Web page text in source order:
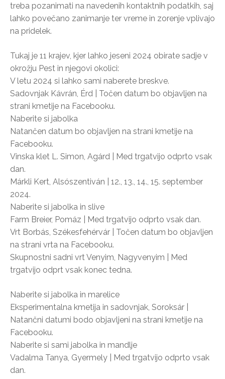
treba pozanimati na navedenih kontaktnih podatkih, saj
lahko povečano zanimanje ter vreme in zorenje vplivajo
na pridelek.
Tukaj je 11 krajev, kjer lahko jeseni 2024 obirate sadje v
okrožju Pest in njegovi okolici:
V letu 2024 si lahko sami naberete breskve.
Sadovnjak Kávrán, Érd | Točen datum bo objavljen na
strani kmetije na Facebooku.
Naberite si jabolka
Natančen datum bo objavljen na strani kmetije na
Facebooku.
Vinska klet L. Simon, Agárd | Med trgatvijo odprto vsak
dan.
Márkli Kert, Alsószentiván | 12., 13., 14., 15. september
2024.
Naberite si jabolka in slive
Farm Breier, Pomáz | Med trgatvijo odprto vsak dan.
Vrt Borbás, Székesfehérvár | Točen datum bo objavljen
na strani vrta na Facebooku.
Skupnostni sadni vrt Venyim, Nagyvenyim | Med
trgatvijo odprt vsak konec tedna.
Naberite si jabolka in marelice
Eksperimentalna kmetija in sadovnjak, Soroksár |
Natančni datumi bodo objavljeni na strani kmetije na
Facebooku.
Naberite si sami jabolka in mandlje
Vadalma Tanya, Gyermely | Med trgatvijo odprto vsak
dan.